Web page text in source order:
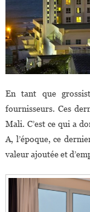
En tant que
fournisseurs. Ces
Mali. C’est ce qui a
A, l’époque, ce
valeur ajoutée et